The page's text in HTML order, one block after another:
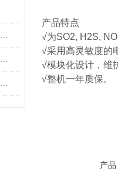
动态校准仪在使用环境上一定要满足这3个要求
湿氧一体机在烟气连续排放系统中的应用前景
烟气超声波流量计安装要求标准：确保精准测量的关键
产品特点
√为SO2, H2S,
√采用高灵敏度的
√模块化设计，维
√整机一年质保。
产品